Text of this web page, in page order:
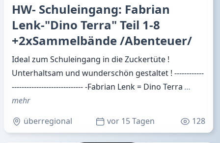
HW- Schuleingang: Fabrian
Lenk-"Dino Terra" Teil 1-8
+2xSammelbände /Abenteuer/
Ideal zum Schuleingang in die Zuckertüte !
Unterhaltsam und wunderschön gestaltet ! ------------
----------------------------- -Fabrian Lenk = Dino Terra …
mehr
überregional
vor 15 Tagen 128